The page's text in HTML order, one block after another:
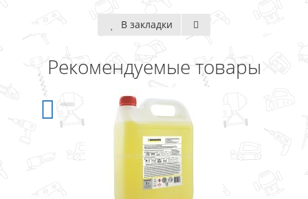
В закладки
Рекомендуемые товары